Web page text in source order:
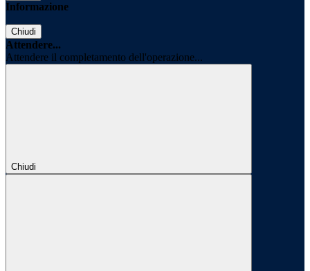
Informazione
Chiudi
Attendere...
Attendere il completamento dell'operazione...
Chiudi